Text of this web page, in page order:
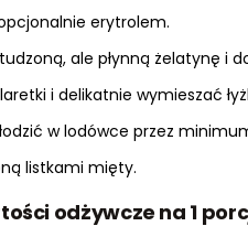
erytrolem.
ale płynną żelatynę i
i delikatnie wymieszać
w lodówce przez
listkami mięty.
odżywcze na 1